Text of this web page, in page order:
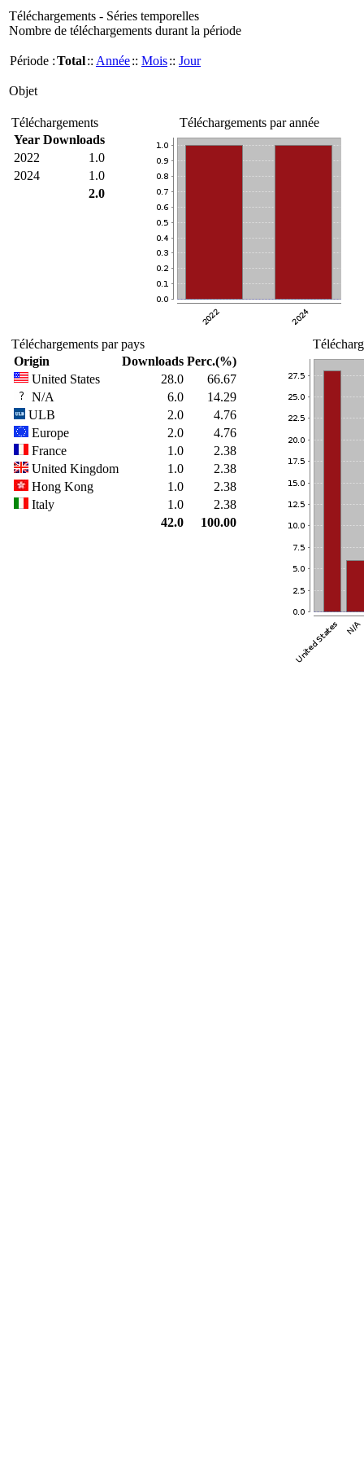
Téléchargements - Séries temporelles
Nombre de téléchargements durant la période
Période :Total:: Année:: Mois:: Jour
Objet
Téléchargements
Year Downloads
2022
1.0
2024
1.0
2.0
Téléchargements par année
Téléchargements par pays
Origin
Downloads Perc.(%)
United States
28.0
66.67
N/A
6.0
14.29
ULB
2.0
4.76
Europe
2.0
4.76
France
1.0
2.38
United Kingdom
1.0
2.38
Hong Kong
1.0
2.38
Italy
1.0
2.38
42.0
100.00